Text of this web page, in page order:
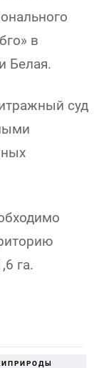
в
Белая.
суд
га.